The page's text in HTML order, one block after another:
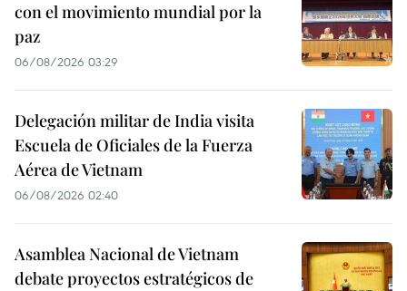
con el movimiento mundial por la
paz
06/08/2026 03:29
Delegación militar de India visita
Escuela de Oficiales de la Fuerza
Aérea de Vietnam
06/08/2026 02:40
Asamblea Nacional de Vietnam
debate proyectos estratégicos de